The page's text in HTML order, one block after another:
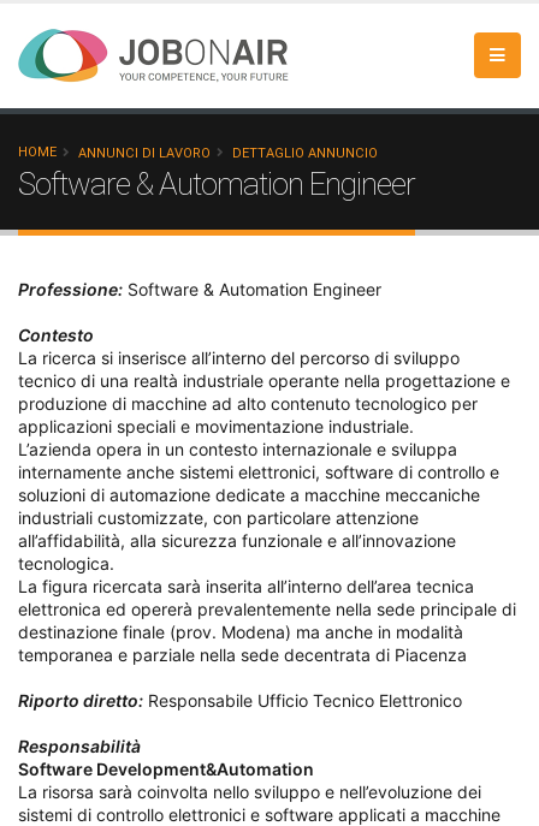
HOME ANNUNCI DI LAVORO DETTAGLIO ANNUNCIO
Software & Automation Engineer
Professione: Software & Automation Engineer
Contesto
La ricerca si inserisce all’interno del percorso di sviluppo
tecnico di una realtà industriale operante nella progettazione e
produzione di macchine ad alto contenuto tecnologico per
applicazioni speciali e movimentazione industriale.
L’azienda opera in un contesto internazionale e sviluppa
internamente anche sistemi elettronici, software di controllo e
soluzioni di automazione dedicate a macchine meccaniche
industriali customizzate, con particolare attenzione
all’affidabilità, alla sicurezza funzionale e all’innovazione
tecnologica.
La figura ricercata sarà inserita all’interno dell’area tecnica
elettronica ed opererà prevalentemente nella sede principale di
destinazione finale (prov. Modena) ma anche in modalità
temporanea e parziale nella sede decentrata di Piacenza
Riporto diretto: Responsabile Ufficio Tecnico Elettronico
Responsabilità
Software Development&Automation
La risorsa sarà coinvolta nello sviluppo e nell’evoluzione dei
sistemi di controllo elettronici e software applicati a macchine